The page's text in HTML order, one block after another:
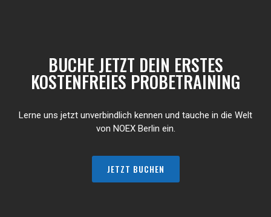
BUCHE JETZT DEIN ERSTES
KOSTENFREIES PROBETRAINING
Lerne uns jetzt unverbindlich kennen und tauche in die Welt
von NOEX Berlin ein.
JETZT BUCHEN